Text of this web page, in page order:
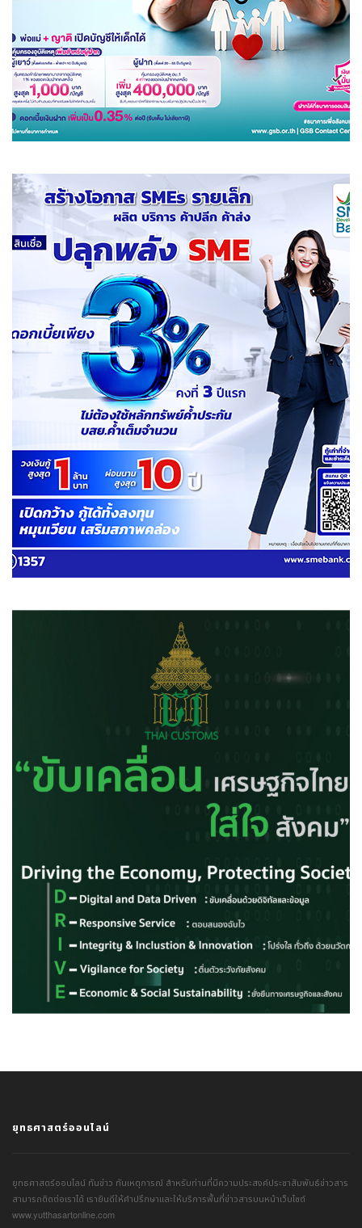
ยุทธศาสตร์ออนไลน์
ยุทธศาสตร์ออนไลน์ ทันข่าว ทันเหตุการณ์ สำหรับท่านที่มีความประสงค์ประชาสัมพันธ์ข่าวสาร
สามารถติดต่อเราได้ เรายินดีให้คำปรึกษาและให้บริการพื้นที่ข่าวสารบนหน้าเว็บไซต์
www.yutthasartonline.com